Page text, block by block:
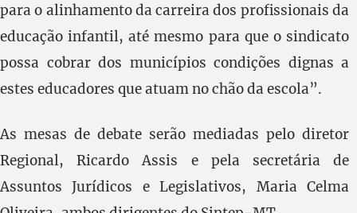
para o alinhamento da carreira dos profissionais da
educação infantil, até mesmo para que o sindicato
possa cobrar dos municípios condições dignas a
estes educadores que atuam no chão da escola”.
As mesas de debate serão mediadas pelo diretor
Regional, Ricardo Assis e pela secretária de
Assuntos Jurídicos e Legislativos, Maria Celma